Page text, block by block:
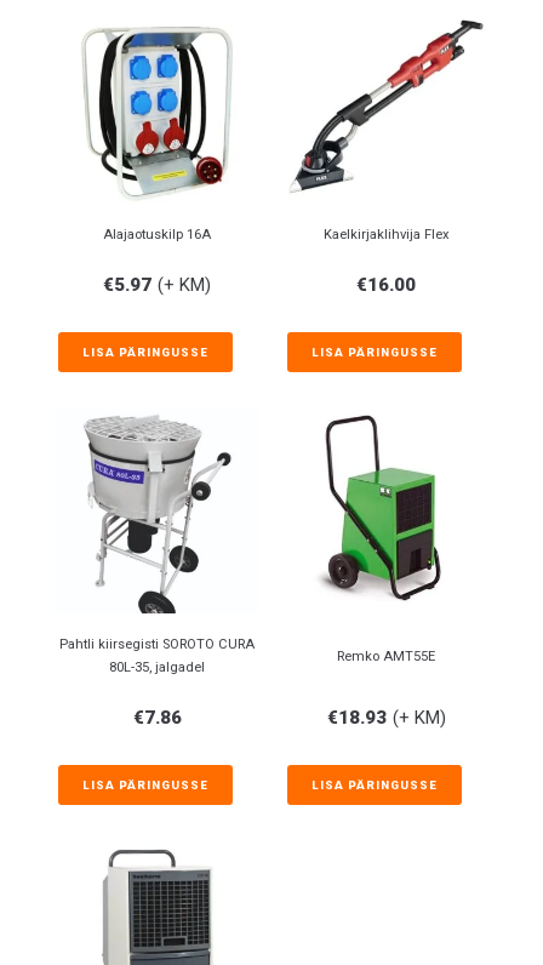
Alajaotuskilp 16A
€5.97 (+ KM)
LISA PÄRINGUSSE
Kaelkirjaklihvija Flex
€16.00
LISA PÄRINGUSSE
Pahtli kiirsegisti SOROTO CURA
80L-35, jalgadel
€7.86
LISA PÄRINGUSSE
Remko AMT55E
€18.93 (+ KM)
LISA PÄRINGUSSE